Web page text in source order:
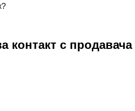
контакт с продавача